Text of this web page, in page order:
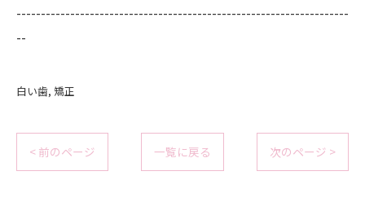
--------------------------------------------------------------------
--
白い歯 矯正
< 前のページ 一覧に戻る 次のページ >